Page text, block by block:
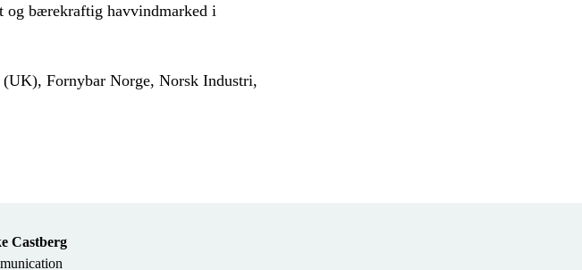
og bærekraftig havvindmarked i
(UK), Fornybar Norge, Norsk Industri,
Castberg